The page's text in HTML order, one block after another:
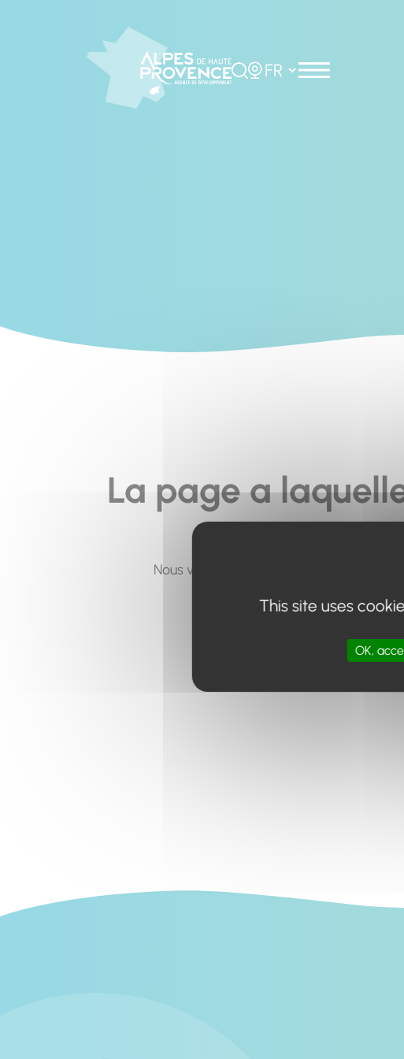
Rechercher
Choisir la langue
La page a
Nous vous invitons à utiliser le moteur
This site uses
OK,